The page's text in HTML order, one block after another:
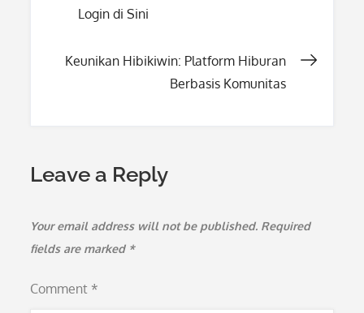
navigation
Login di Sini
Keunikan Hibikiwin: Platform Hiburan
Berbasis Komunitas
Leave a Reply
Your email address will not be published. Required
fields are marked *
Comment *